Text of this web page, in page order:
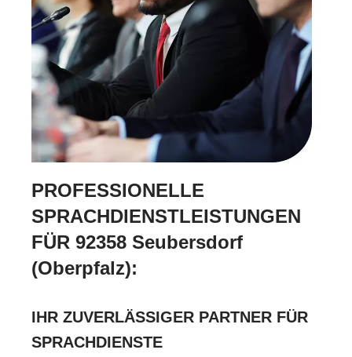
PROFESSIONELLE
SPRACHDIENSTLEISTUNGEN
FÜR 92358 Seubersdorf
(Oberpfalz):
IHR ZUVERLÄSSIGER PARTNER FÜR
SPRACHDIENSTE